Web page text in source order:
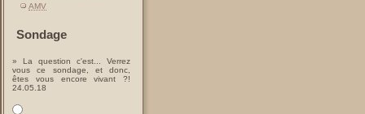
AMV
Sondage
» La question c'est... Verrez
vous ce sondage, et donc,
êtes vous encore vivant ?!
24.05.18